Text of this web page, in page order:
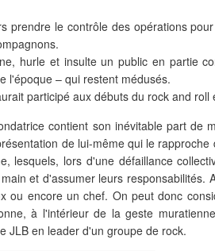
prendre le contrôle des opérations
hurle et insulte un public en partie
l'époque – qui restent médusés.
participé aux débuts du rock and roll
contient son inévitable part de
de lui-même qui le
lesquels, lors d'une défaillance
et d'assumer leurs responsabilités.
ou encore un chef. On peut donc
à l'intérieur de la geste
JLB en leader d'un groupe de rock.